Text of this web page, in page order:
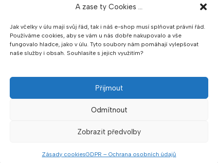
A zase ty Cookies ...
Jak včelky v úlu mají svůj řád, tak i náš e-shop musí splňovat právní řád.
Používáme cookies, aby se vám u nás dobře nakupovalo a vše
fungovalo hladce, jako v úlu. Tyto soubory nám pomáhají vylepšovat
naše služby i obsah. Souhlasíte s jejich využitím?
Přijmout
Odmítnout
Zobrazit předvolby
Zásady cookiesGDPR – Ochrana osobních údajů
Včelařství Sedlákovi
Tvorba a správa webových stránek a e-shopů